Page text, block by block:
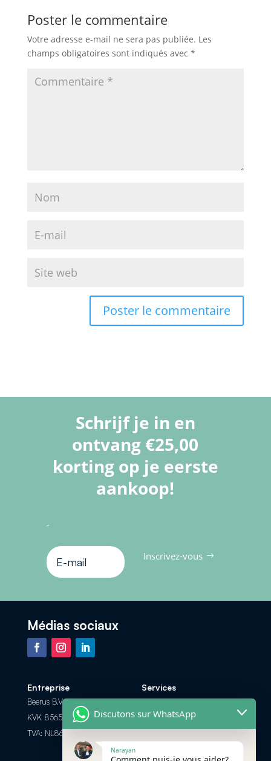
Poster le commentaire
Votre adresse e-mail ne sera pas publiée. Les
champs obligatoires sont indiqués avec *
Schrijf je in en
ontvang €25,00
korting op je eerste
aankoop!
-
Inscrivez-vous
Médias sociaux
Entreprise
Beerus B.V.
KVK 85658308
TVA: NL863698104B01
Services
Foire aux Questions
Les options de paiement
Discutons sur WhatsApp
Narayan